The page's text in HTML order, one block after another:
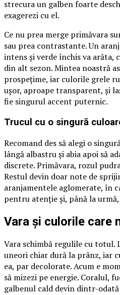
strecura un galben foarte
exagerezi cu el.
Ce nu prea merge primăvara
sau prea contrastante. Un
intens și verde închis va arăta,
din alt sezon. Mintea noastră
prospețime, iar culorile grele
ușor, aproape transparent, și
fie singurul accent puternic.
Trucul cu o singură
Recomand des să alegi o
lângă albastru și abia apoi să
discrete. Primăvara, rozul
Restul devin doar note de
aranjamentele aglomerate, în
pentru atenție și, până la
Vara și culorile care
Vara schimbă regulile cu totul.
uneori chiar dură la prânz, iar
ea, par decolorate. Acum e
să mizezi pe energie. Coralul,
galbenul cald devin dintr-